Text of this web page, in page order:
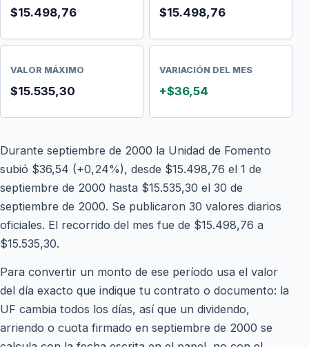
$15.498,76 $15.498,76
VALOR MÁXIMO
$15.535,30
VARIACIÓN DEL MES
+$36,54
Durante septiembre de 2000 la Unidad de Fomento
subió $36,54 (+0,24%), desde $15.498,76 el 1 de
septiembre de 2000 hasta $15.535,30 el 30 de
septiembre de 2000. Se publicaron 30 valores diarios
oficiales. El recorrido del mes fue de $15.498,76 a
$15.535,30.
Para convertir un monto de ese período usa el valor
del día exacto que indique tu contrato o documento: la
UF cambia todos los días, así que un dividendo,
arriendo o cuota firmado en septiembre de 2000 se